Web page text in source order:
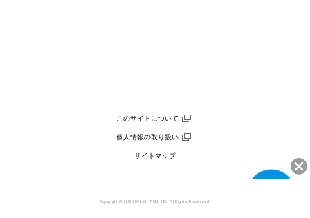
このサイトについて
個人情報の取り扱い
サイトマップ
Copyright (C) USHIO LIGHTING, INC. All Rights Reserved.